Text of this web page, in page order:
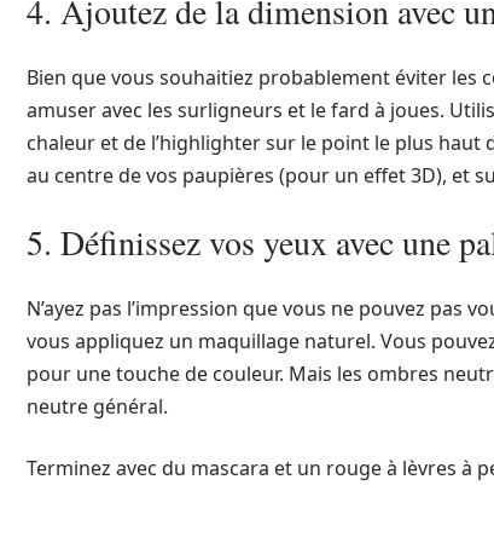
4. Ajoutez de la dimension avec
Bien que vous souhaitiez probablement éviter
amuser avec les surligneurs et le fard à joues.
chaleur et de l’highlighter sur le point le plus haut
au centre de vos paupières (pour un effet 3D), et
5. Définissez vos yeux avec une
N’ayez pas l’impression que vous ne pouvez pas
vous appliquez un maquillage naturel. Vous
pour une touche de couleur. Mais les ombres
neutre général.
Terminez avec du mascara et un rouge à lèvres à